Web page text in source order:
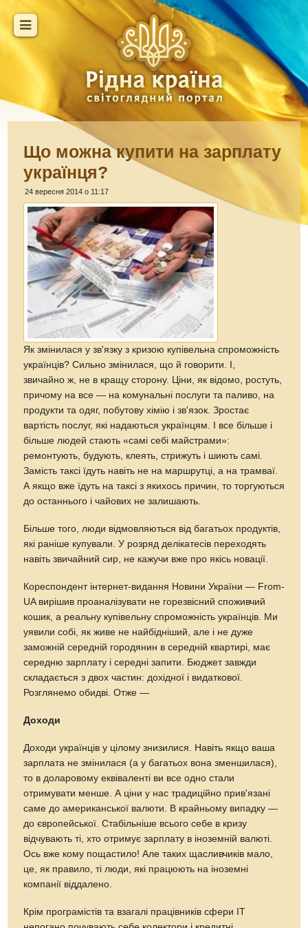
Що можна купити на зарплату
українця?
24 вересня 2014 о 11:17
Як змінилася у зв'язку з кризою купівельна спроможність
українців? Сильно змінилася, що й говорити. І,
звичайно ж, не в кращу сторону. Ціни, як відомо, ростуть,
причому на все — на комунальні послуги та паливо, на
продукти та одяг, побутову хімію і зв'язок. Зростає
вартість послуг, які надаються українцям. І все більше і
більше людей стають «самі себі майстрами»:
ремонтують, будують, клеять, стрижуть і шиють самі.
Замість таксі їдуть навіть не на маршрутці, а на трамваї.
А якщо вже їдуть на таксі з якихось причин, то торгуються
до останнього і чайових не залишають.
Більше того, люди відмовляються від багатьох продуктів,
які раніше купували. У розряд делікатесів переходять
навіть звичайний сир, не кажучи вже про якісь новації.
Кореспондент інтернет-видання Новини України — From-
UA вирішив проаналізувати не горезвісний споживчий
кошик, а реальну купівельну спроможність українців. Ми
уявили собі, як живе не найбідніший, але і не дуже
заможній середній городянин в середній квартирі, має
середню зарплату і середні запити. Бюджет завжди
складається з двох частин: дохідної і видаткової.
Розглянемо обидві. Отже —
Доходи
Доходи українців у цілому знизилися. Навіть якщо ваша
зарплата не змінилася (а у багатьох вона зменшилася),
то в доларовому еквіваленті ви все одно стали
отримувати менше. А ціни у нас традиційно прив'язані
саме до американської валюти. В крайньому випадку —
до європейської. Стабільніше всього себе в кризу
відчувають ті, хто отримує зарплату в іноземній валюті.
Ось вже кому пощастило! Але таких щасливчиків мало,
це, як правило, ті люди, які працюють на іноземні
компанії віддалено.
Крім програмістів та взагалі працівників сфери IT